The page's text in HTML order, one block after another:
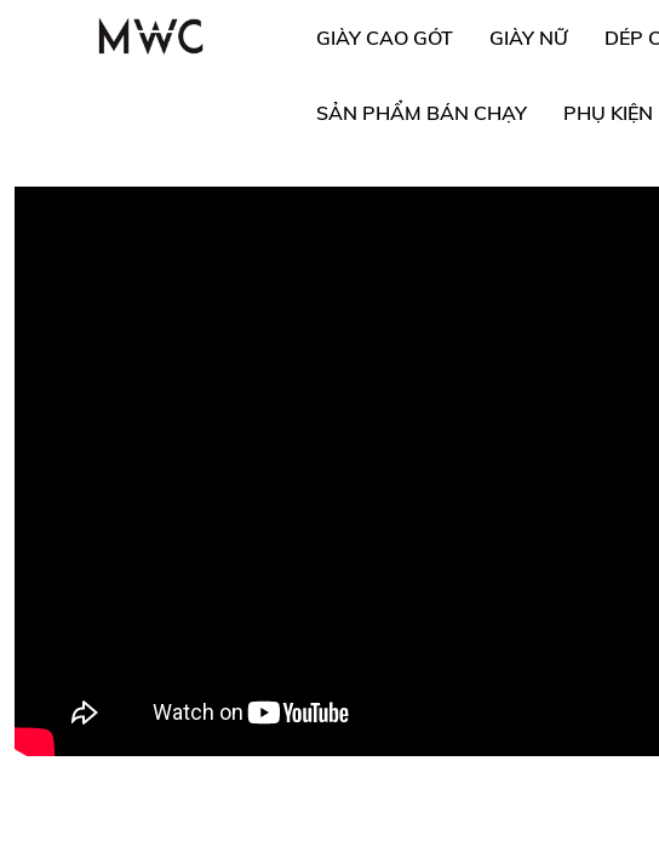
GIÀY CAO GÓT GIÀY NỮ DÉP
SẢN PHẨM BÁN CHẠY PHỤ KIỆN